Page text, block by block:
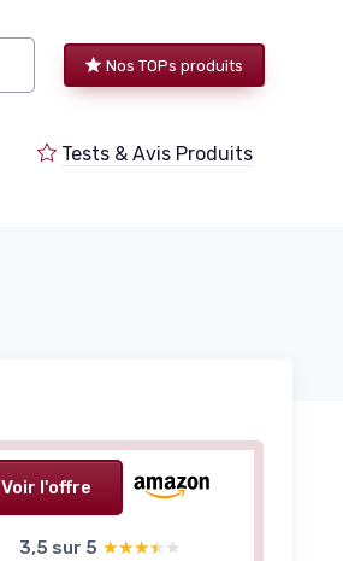
Nos TOPs produits
Tests & Avis Produits
Voir l'offre
3,5 sur 5 ★★★★★
★★★★★